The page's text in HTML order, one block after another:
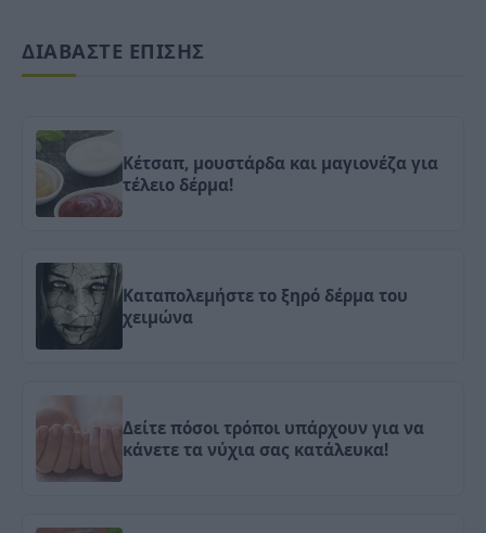
ΔΙΑΒΑΣΤΕ ΕΠΙΣΗΣ
Κέτσαπ, μουστάρδα και μαγιονέζα για
τέλειο δέρμα!
Καταπολεμήστε το ξηρό δέρμα του
χειμώνα
Δείτε πόσοι τρόποι υπάρχουν για να
κάνετε τα νύχια σας κατάλευκα!